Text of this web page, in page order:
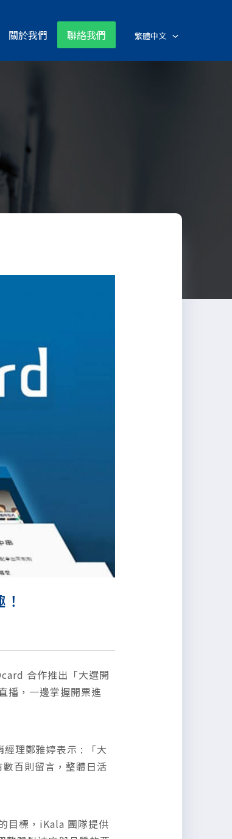
關於我們 聯絡我們 繁體中文
合作推出「大選開
播，一邊掌握開票進
理鄭雅婷表示 : 「大
百則留言，整體日活
目標，iKala 團隊提供